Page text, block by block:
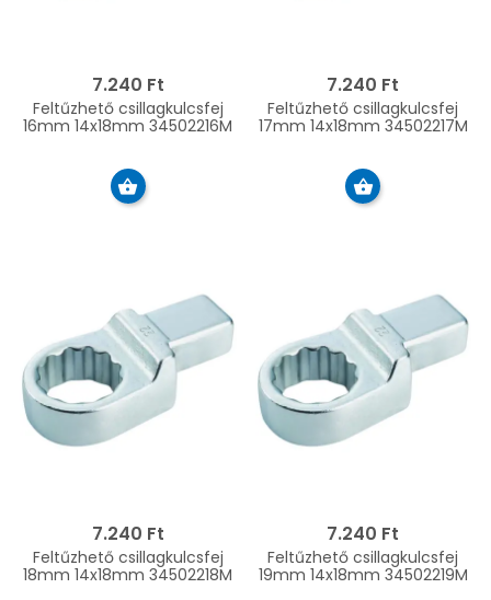
7.240 Ft
Feltűzhető csillagkulcsfej
16mm 14x18mm 34502216M
7.240 Ft
Feltűzhető csillagkulcsfej
17mm 14x18mm 34502217M
7.240 Ft
Feltűzhető csillagkulcsfej
18mm 14x18mm 34502218M
7.240 Ft
Feltűzhető csillagkulcsfej
19mm 14x18mm 34502219M